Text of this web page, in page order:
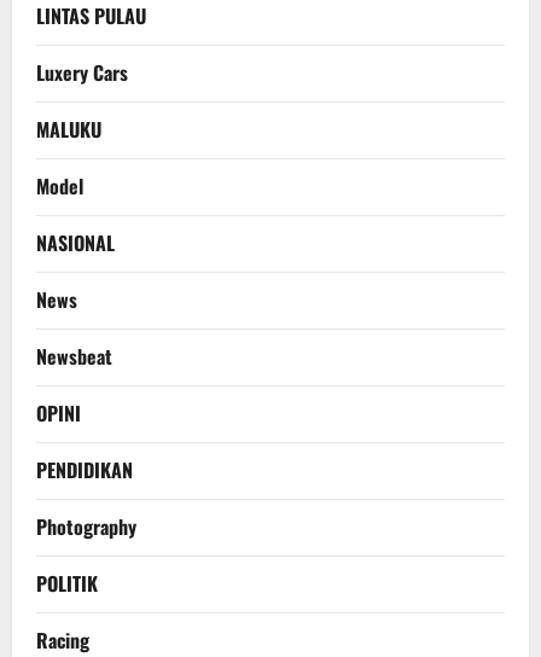
LINTAS PULAU
Luxery Cars
MALUKU
Model
NASIONAL
News
Newsbeat
OPINI
PENDIDIKAN
Photography
POLITIK
Racing